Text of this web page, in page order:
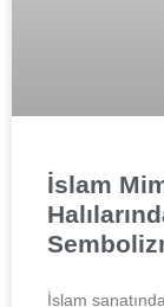
İslam
İslam